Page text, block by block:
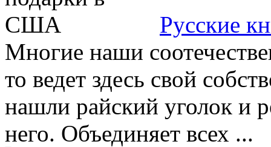
Русские
Многие наши
то ведет здесь свой
нашли райский уголок и
него. Объединяет всех ...